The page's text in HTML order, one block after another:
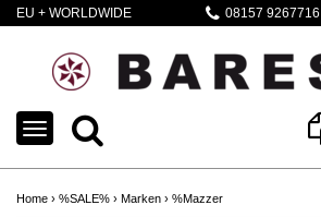
EU + WORLDWIDE
08157 9267716
TOGGLE
NAVIGATION
Home › %SALE% › Marken › %Mazzer